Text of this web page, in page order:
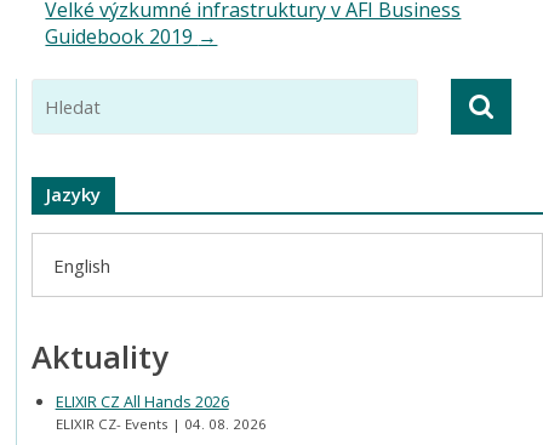
Velké výzkumné infrastruktury v AFI Business
Guidebook 2019 →
Jazyky
English
Aktuality
ELIXIR CZ All Hands 2026
ELIXIR CZ- Events 04. 08. 2026